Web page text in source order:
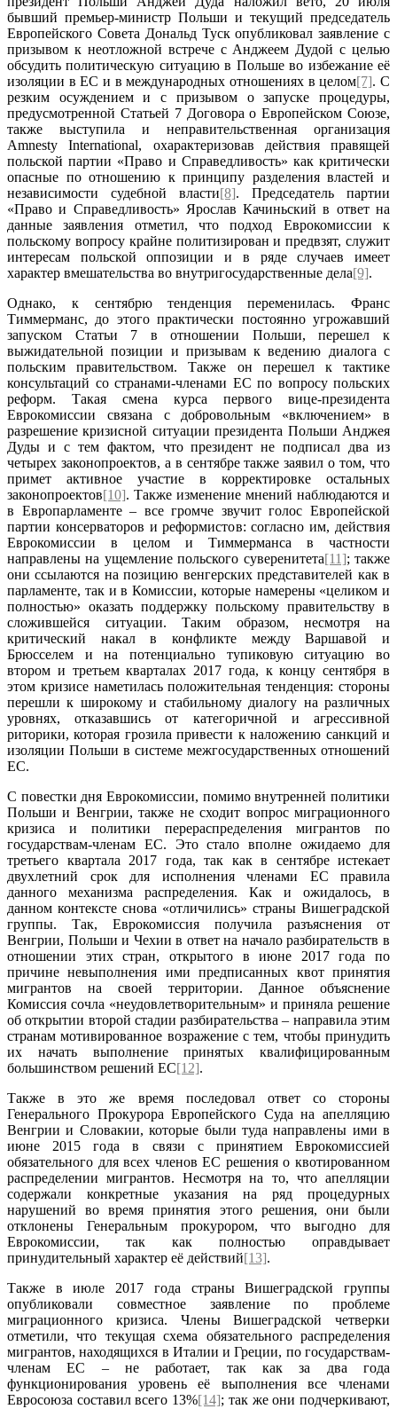
бывший премьер-министр Польши и текущий председатель
Европейского Совета Дональд Туск опубликовал заявление с
призывом к неотложной встрече с Анджеем Дудой с целью
обсудить политическую ситуацию в Польше во избежание её
изоляции в ЕС и в международных отношениях в целом[7]. С
резким осуждением и с призывом о запуске процедуры,
предусмотренной Статьей 7 Договора о Европейском Союзе,
также выступила и неправительственная организация
Amnesty International, охарактеризовав действия правящей
польской партии «Право и Справедливость» как критически
опасные по отношению к принципу разделения властей и
независимости судебной власти[8]. Председатель партии
«Право и Справедливость» Ярослав Качиньский в ответ на
данные заявления отметил, что подход Еврокомиссии к
польскому вопросу крайне политизирован и предвзят, служит
интересам польской оппозиции и в ряде случаев имеет
характер вмешательства во внутригосударственные дела[9].
Однако, к сентябрю тенденция переменилась. Франс
Тиммерманс, до этого практически постоянно угрожавший
запуском Статьи 7 в отношении Польши, перешел к
выжидательной позиции и призывам к ведению диалога с
польским правительством. Также он перешел к тактике
консультаций со странами-членами ЕС по вопросу польских
реформ. Такая смена курса первого вице-президента
Еврокомиссии связана с добровольным «включением» в
разрешение кризисной ситуации президента Польши Анджея
Дуды и с тем фактом, что президент не подписал два из
четырех законопроектов, а в сентябре также заявил о том, что
примет активное участие в корректировке остальных
законопроектов[10]. Также изменение мнений наблюдаются и
в Европарламенте – все громче звучит голос Европейской
партии консерваторов и реформистов: согласно им, действия
Еврокомиссии в целом и Тиммерманса в частности
направлены на ущемление польского суверенитета[11]; также
они ссылаются на позицию венгерских представителей как в
парламенте, так и в Комиссии, которые намерены «целиком и
полностью» оказать поддержку польскому правительству в
сложившейся ситуации. Таким образом, несмотря на
критический накал в конфликте между Варшавой и
Брюсселем и на потенциально тупиковую ситуацию во
втором и третьем кварталах 2017 года, к концу сентября в
этом кризисе наметилась положительная тенденция: стороны
перешли к широкому и стабильному диалогу на различных
уровнях, отказавшись от категоричной и агрессивной
риторики, которая грозила привести к наложению санкций и
изоляции Польши в системе межгосударственных отношений
ЕС.
C повестки дня Еврокомиссии, помимо внутренней политики
Польши и Венгрии, также не сходит вопрос миграционного
кризиса и политики перераспределения мигрантов по
государствам-членам ЕС. Это стало вполне ожидаемо для
третьего квартала 2017 года, так как в сентябре истекает
двухлетний срок для исполнения членами ЕС правила
данного механизма распределения. Как и ожидалось, в
данном контексте снова «отличились» страны Вишеградской
группы. Так, Еврокомиссия получила разъяснения от
Венгрии, Польши и Чехии в ответ на начало разбирательств в
отношении этих стран, открытого в июне 2017 года по
причине невыполнения ими предписанных квот принятия
мигрантов на своей территории. Данное объяснение
Комиссия сочла «неудовлетворительным» и приняла решение
об открытии второй стадии разбирательства – направила этим
странам мотивированное возражение с тем, чтобы принудить
их начать выполнение принятых квалифицированным
большинством решений ЕС[12].
Также в это же время последовал ответ со стороны
Генерального Прокурора Европейского Суда на апелляцию
Венгрии и Словакии, которые были туда направлены ими в
июне 2015 года в связи с принятием Еврокомиссией
обязательного для всех членов ЕС решения о квотированном
распределении мигрантов. Несмотря на то, что апелляции
содержали конкретные указания на ряд процедурных
нарушений во время принятия этого решения, они были
отклонены Генеральным прокурором, что выгодно для
Еврокомиссии, так как полностью оправдывает
принудительный характер её действий[13].
Также в июле 2017 года страны Вишеградской группы
опубликовали совместное заявление по проблеме
миграционного кризиса. Члены Вишеградской четверки
отметили, что текущая схема обязательного распределения
мигрантов, находящихся в Италии и Греции, по государствам-
членам ЕС – не работает, так как за два года
функционирования уровень её выполнения все членами
Евросоюза составил всего 13%[14]; так же они подчеркивают,